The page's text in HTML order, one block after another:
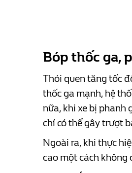
Bóp thốc ga,
Thói quen tăng tốc
thốc ga mạnh, hệ
nữa, khi xe bị phanh
chí có thể gây trượt
Ngoài ra, khi thực
cao một cách không